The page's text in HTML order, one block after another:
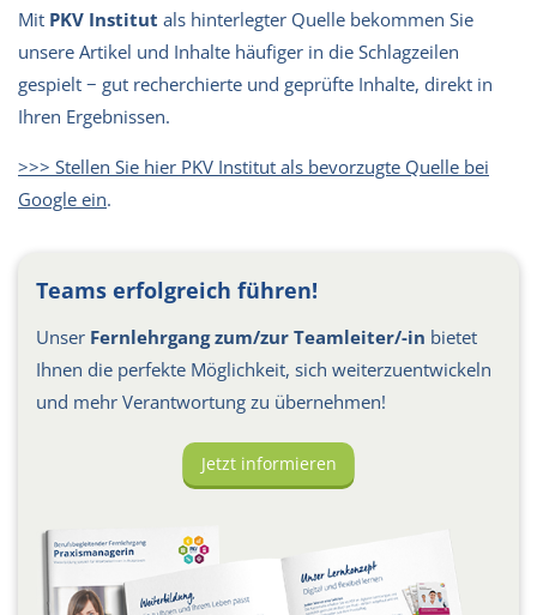
Mit PKV Institut als hinterlegter Quelle bekommen Sie
unsere Artikel und Inhalte häufiger in die Schlagzeilen
gespielt − gut recherchierte und geprüfte Inhalte, direkt in
Ihren Ergebnissen.
>>> Stellen Sie hier PKV Institut als bevorzugte Quelle bei
Google ein.
Teams erfolgreich führen!
Unser Fernlehrgang zum/zur Teamleiter/-in bietet
Ihnen die perfekte Möglichkeit, sich weiterzuentwickeln
und mehr Verantwortung zu übernehmen!
Jetzt informieren